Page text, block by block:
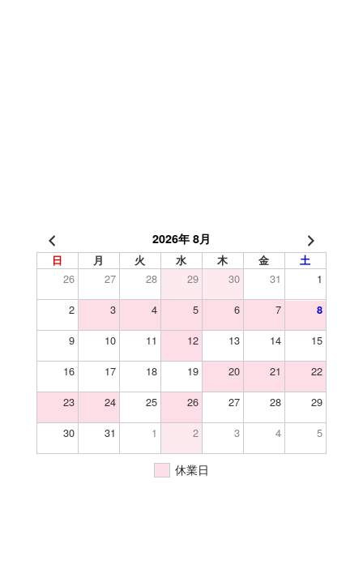
2026年 8月
日 月 火 水 木 金 土
26 27 28 29 30 31
1
2
3 4 5 6 7 8
9 10 11 12 13 14
15
16
17 18 19 20 21
22
23
24 25 26 27 28
29
30
31 1 2 3 4 5
休業日